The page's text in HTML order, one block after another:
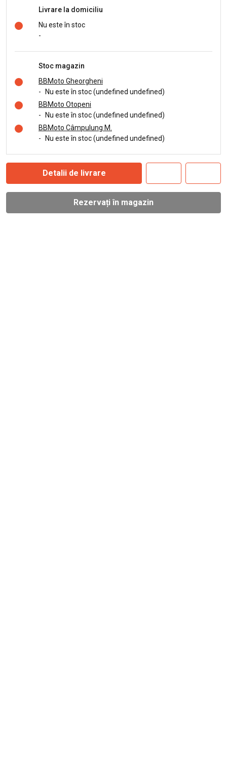
Livrare la domiciliu
Nu este în stoc
-
Stoc magazin
BBMoto Gheorgheni
-
Nu este în stoc (undefined undefined)
BBMoto Otopeni
-
Nu este în stoc (undefined undefined)
BBMoto Câmpulung M.
-
Nu este în stoc (undefined undefined)
Detalii de livrare
Rezervați în magazin